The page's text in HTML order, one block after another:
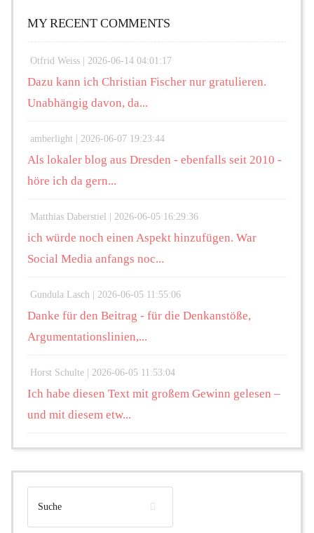
MY RECENT COMMENTS
Otfrid Weiss | 2026-06-14 04:01:17
Dazu kann ich Christian Fischer nur gratulieren.
Unabhängig davon, da...
amberlight | 2026-06-07 19:23:44
Als lokaler blog aus Dresden - ebenfalls seit 2010 -
höre ich da gern...
Matthias Daberstiel | 2026-06-05 16:29:36
ich würde noch einen Aspekt hinzufügen. War
Social Media anfangs noc...
Gundula Lasch | 2026-06-05 11:55:06
Danke für den Beitrag - für die Denkanstöße,
Argumentationslinien,...
Horst Schulte | 2026-06-05 11:53:04
Ich habe diesen Text mit großem Gewinn gelesen –
und mit diesem etw...